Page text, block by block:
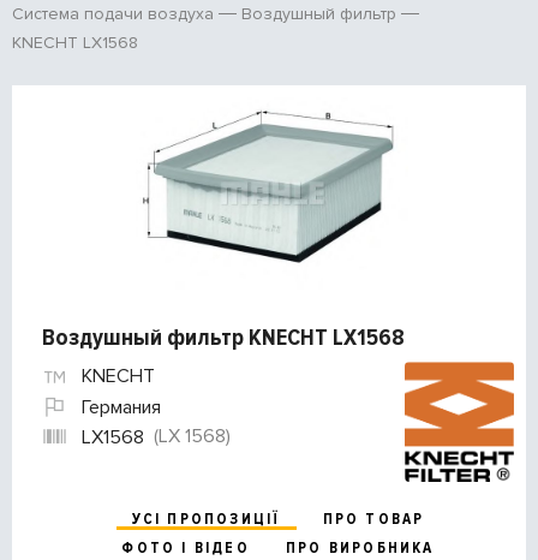
Система подачи воздуха
Воздушный фильтр
KNECHT LX1568
Воздушный фильтр KNECHT LX1568
KNECHT
Германия
LX1568 (LX 1568)
УСІ ПРОПОЗИЦІЇ
ПРО ТОВАР
ФОТО І ВІДЕО
ПРО ВИРОБНИКА